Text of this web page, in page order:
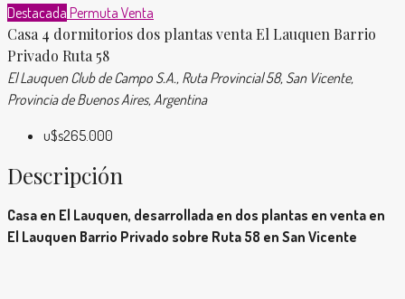
Destacada Permuta Venta
Casa 4 dormitorios dos plantas venta El Lauquen Barrio
Privado Ruta 58
El Lauquen Club de Campo S.A., Ruta Provincial 58, San Vicente,
Provincia de Buenos Aires, Argentina
u$s265.000
Descripción
Casa en El Lauquen, desarrollada en dos plantas en venta en
El Lauquen Barrio Privado sobre Ruta 58 en San Vicente